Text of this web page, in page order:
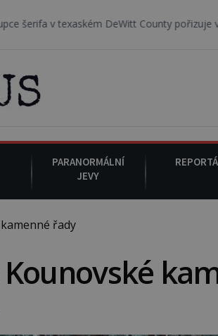
DeWitt County pořizuje video, na
PARANORMÁLNÍ
JEVY
řady
Kounovské